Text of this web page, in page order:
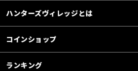
ハンターズヴィレッジとは
コインショップ
ランキング